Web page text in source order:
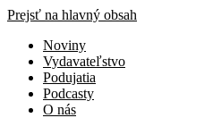
Prejsť na hlavný obsah
Noviny
Vydavateľstvo
Podujatia
Podcasty
O nás